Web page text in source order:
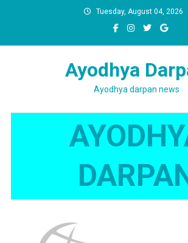
Tuesday, August 04, 2026
Ayodhya
Ayodhya darpan news